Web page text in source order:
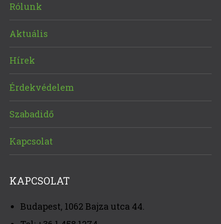
Rólunk
Aktuális
Hírek
Érdekvédelem
Szabadidő
Kapcsolat
KAPCSOLAT
Budapest, 1062 Bajza utca 44.